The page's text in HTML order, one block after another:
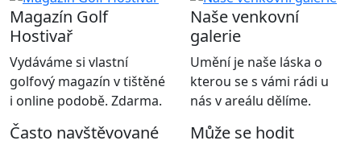
Magazín Golf
Hostivař
Vydáváme si vlastní
golfový magazín v tištěné
i online podobě. Zdarma.
Naše venkovní
galerie
Umění je naše láska o
kterou se s vámi rádi u
nás v areálu dělíme.
Často navštěvované Může se hodit